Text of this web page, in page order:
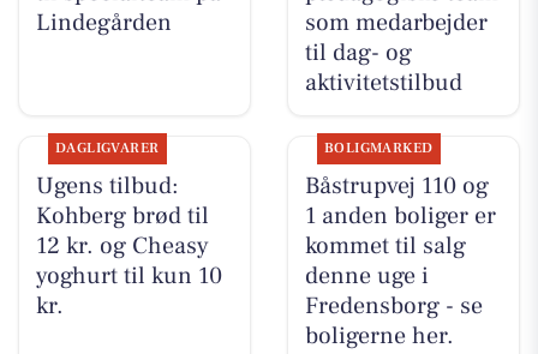
Lindegården
som medarbejder
til dag- og
aktivitetstilbud
DAGLIGVARER
Ugens tilbud:
Kohberg brød til
12 kr. og Cheasy
yoghurt til kun 10
kr.
BOLIGMARKED
Båstrupvej 110 og
1 anden boliger er
kommet til salg
denne uge i
Fredensborg - se
boligerne her.